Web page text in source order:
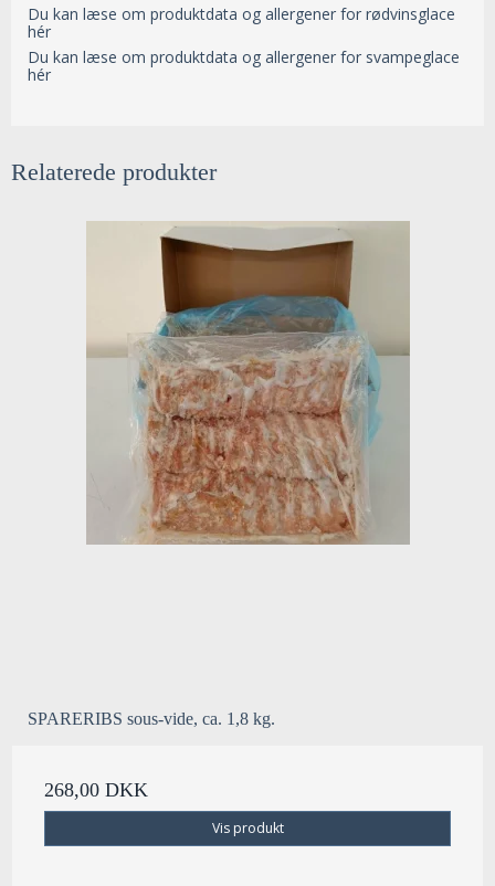
Du kan læse om produktdata og allergener for rødvinsglace
hér
Du kan læse om produktdata og allergener for svampeglace
hér
Relaterede produkter
SPARERIBS sous-vide, ca. 1,8 kg.
268,00 DKK
Vis produkt